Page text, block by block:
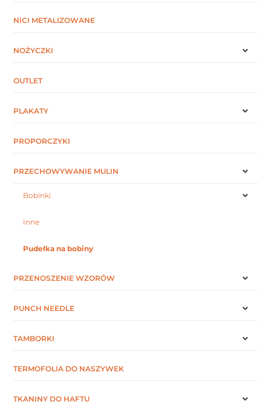
NICI METALIZOWANE
NOŻYCZKI
OUTLET
PLAKATY
PROPORCZYKI
PRZECHOWYWANIE MULIN
Bobinki
Inne
Pudełka na bobiny
PRZENOSZENIE WZORÓW
PUNCH NEEDLE
TAMBORKI
TERMOFOLIA DO NASZYWEK
TKANINY DO HAFTU